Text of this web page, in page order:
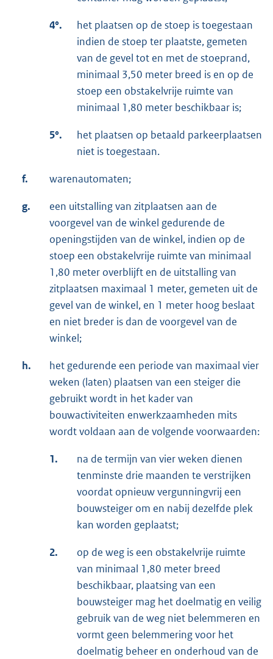
4°.
het plaatsen op de stoep is toegestaan
indien de stoep ter plaatste, gemeten
van de gevel tot en met de stoeprand,
minimaal 3,50 meter breed is en op de
stoep een obstakelvrije ruimte van
minimaal 1,80 meter beschikbaar is;
5°.
het plaatsen op betaald parkeerplaatsen
niet is toegestaan.
f. warenautomaten;
g.
een uitstalling van zitplaatsen aan de
voorgevel van de winkel gedurende de
openingstijden van de winkel, indien op de
stoep een obstakelvrije ruimte van minimaal
1,80 meter overblijft en de uitstalling van
zitplaatsen maximaal 1 meter, gemeten uit de
gevel van de winkel, en 1 meter hoog beslaat
en niet breder is dan de voorgevel van de
winkel;
h.
het gedurende een periode van maximaal vier
weken (laten) plaatsen van een steiger die
gebruikt wordt in het kader van
bouwactiviteiten enwerkzaamheden mits
wordt voldaan aan de volgende voorwaarden:
1.
na de termijn van vier weken dienen
tenminste drie maanden te verstrijken
voordat opnieuw vergunningvrij een
bouwsteiger om en nabij dezelfde plek
kan worden geplaatst;
2.
op de weg is een obstakelvrije ruimte
van minimaal 1,80 meter breed
beschikbaar, plaatsing van een
bouwsteiger mag het doelmatig en veilig
gebruik van de weg niet belemmeren en
vormt geen belemmering voor het
doelmatig beheer en onderhoud van de